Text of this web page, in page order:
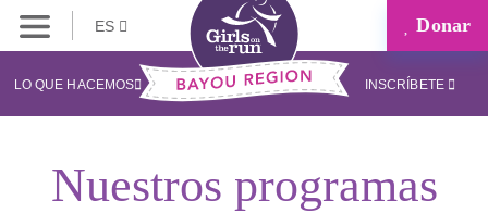
ES Donar
LO QUE HACEMOS INSCRÍBETE
Nuestros programas